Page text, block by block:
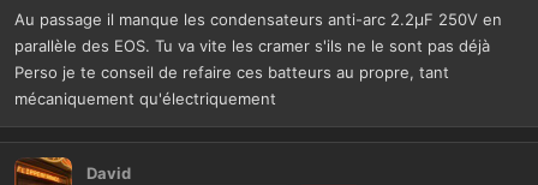
Au passage il manque les condensateurs anti-arc 2.2µF 250V en
parallèle des EOS. Tu va vite les cramer s'ils ne le sont pas déjà
Perso je te conseil de refaire ces batteurs au propre, tant
mécaniquement qu'électriquement
David